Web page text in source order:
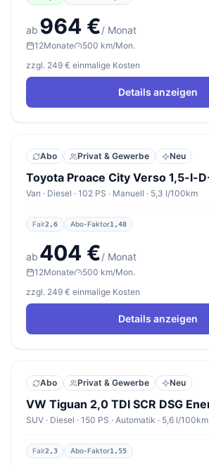
ab 964 €/ Monat
12Monate
500 km/Mon.
zzgl. 249 € einmalige Kosten
Details anzeigen
Abo Privat & Gewerbe Neu
Van · Diesel · 102 PS · Manuell · 5,3 l/100km
Fair2,6 Abo-Faktor1,48
ab 404 €/ Monat
12Monate
500 km/Mon.
zzgl. 249 € einmalige Kosten
Details anzeigen
Abo Privat & Gewerbe Neu
VW Tiguan 2,0 TDI SCR DSG
SUV · Diesel · 150 PS · Automatik · 5,6 l/100km
Fair2,3 Abo-Faktor1,55